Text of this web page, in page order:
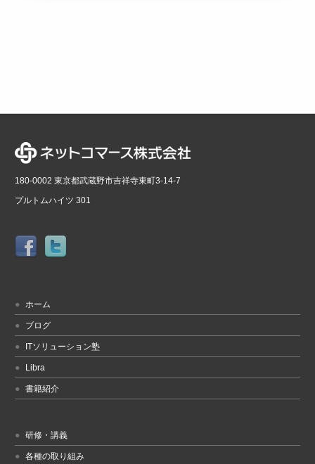
180-0002 東京都武蔵野市吉祥寺東町3-14-7
プルトムハイツ 301
ホーム
ブログ
ITソリューション塾
Libra
書籍紹介
研修・講義
各種の取り組み